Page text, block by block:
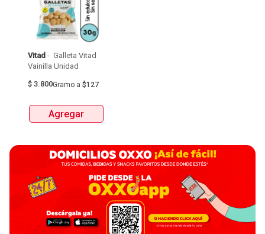
Vitad - Galleta Vitad
$ 3.800Gramo a $127
Agregar